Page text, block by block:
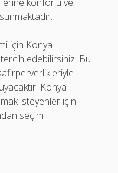
için Konya
edebilirsiniz. Bu
Konya
isteyenler için
seçim